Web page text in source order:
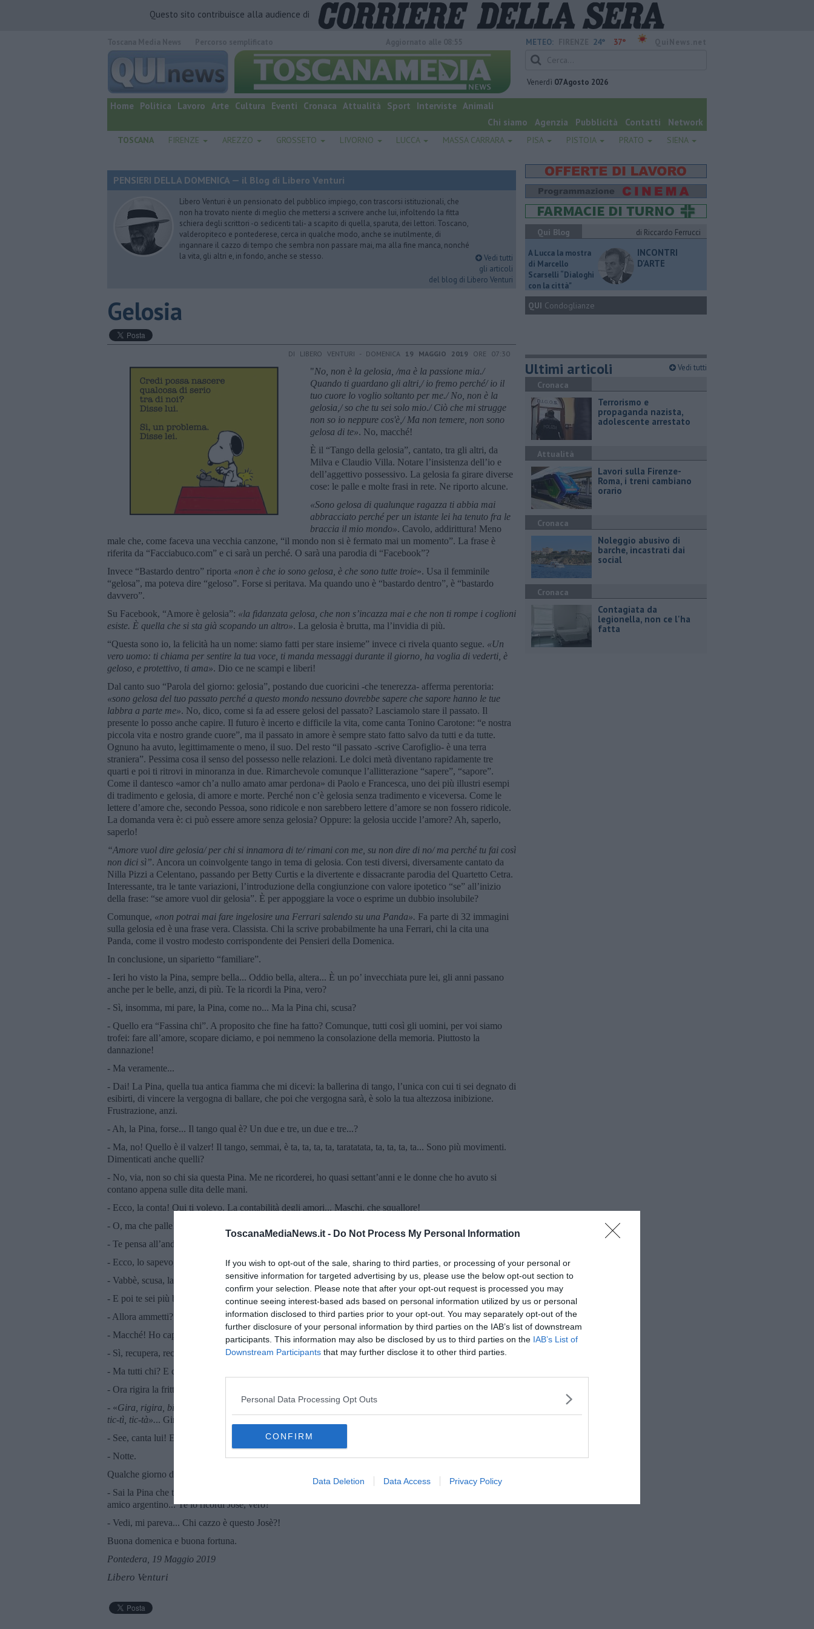
ToscanaMediaNews.it - Do Not Process My Personal Information
If you wish to opt-out of the sale, sharing to third parties, or processing of your personal or
sensitive information for targeted advertising by us, please use the below opt-out section to
confirm your selection. Please note that after your opt-out request is processed you may
continue seeing interest-based ads based on personal information utilized by us or personal
information disclosed to third parties prior to your opt-out. You may separately opt-out of the
further disclosure of your personal information by third parties on the IAB’s list of downstream
participants. This information may also be disclosed by us to third parties on the IAB’s List of
Downstream Participants that may further disclose it to other third parties.
Personal Data Processing Opt Outs
CONFIRM
Data Deletion Data Access Privacy Policy
Questo sito contribuisce alla audience di
quotidiano online.
METEO: 24° 37°
Venerdì 07 Agosto 2026
Home Politica Lavoro Arte Cultura Eventi Cronaca Attualità Sport Interviste Animali
Chi siamo
Agenzia Pubblicità Contatti Network
TOSCANA FIRENZE AREZZO GROSSETO LIVORNO LUCCA MASSA CARRARA PISA PISTOIA PRATO SIENA
PENSIERI DELLA DOMENICA — il Blog di Libero Venturi
Libero Venturi è un pensionato del pubblico impiego, con trascorsi istituzionali, che
non ha trovato niente di meglio che mettersi a scrivere anche lui, infoltendo la fitta
schiera degli scrittori -o sedicenti tali- a scapito di quella, sparuta, dei lettori. Toscano,
valderopiteco e pontederese, cerca in qualche modo, anche se inutilmente, di
ingannare il cazzo di tempo che sembra non passare mai, ma alla fine manca, nonché
la vita, gli altri e, in fondo, anche se stesso.
Vedi tutti
gli articoli
del blog di Libero Venturi
Gelosia
DI LIBERO VENTURI - DOMENICA 19 MAGGIO 2019 ORE 07:30
"No, non è la gelosia, /ma è la passione mia./
Quando ti guardano gli altri,/ io fremo perché/ io il
tuo cuore lo voglio soltanto per me./ No, non è la
gelosia,/ so che tu sei solo mio./ Ciò che mi strugge
non so io neppure cos'è,/ Ma non temere, non sono
gelosa di te». No, macché!
È il “Tango della gelosia”, cantato, tra gli altri, da
Milva e Claudio Villa. Notare l’insistenza dell’io e
dell’aggettivo possessivo. La gelosia fa girare diverse
cose: le palle e molte frasi in rete. Ne riporto alcune.
«Sono gelosa di qualunque ragazza ti abbia mai
abbracciato perché per un istante lei ha tenuto fra le
braccia il mio mondo». Cavolo, addirittura! Meno
male che, come faceva una vecchia canzone, “il mondo non si è fermato mai un momento”. La frase è
riferita da “Facciabuco.com” e ci sarà un perché. O sarà una parodia di “Facebook”?
Invece “Bastardo dentro” riporta «non è che io sono gelosa, è che sono tutte troie». Usa il femminile
“gelosa”, ma poteva dire “geloso”. Forse si peritava. Ma quando uno è “bastardo dentro”, è “bastardo
davvero”.
Su Facebook, “Amore è gelosia”: «la fidanzata gelosa, che non s’incazza mai e che non ti rompe i coglioni
esiste. È quella che si sta già scopando un altro». La gelosia è brutta, ma l’invidia di più.
“Questa sono io, la felicità ha un nome: siamo fatti per stare insieme” invece ci rivela quanto segue. «Un
vero uomo: ti chiama per sentire la tua voce, ti manda messaggi durante il giorno, ha voglia di vederti, è
geloso, e protettivo, ti ama». Dio ce ne scampi e liberi!
Dal canto suo “Parola del giorno: gelosia”, postando due cuoricini -che tenerezza- afferma perentoria:
«sono gelosa del tuo passato perchéa questo mondo nessuno dovrebbe sapere che sapore hanno le tue
labbra a parte me». No, dico, come si fa ad essere gelosi del passato? Lasciamolo stare il passato. Il
presente lo posso anche capire. Il futuro è incerto e difficile la vita, come canta Tonino Carotone: “e nostra
piccola vita e nostro grande cuore”, ma il passato in amore è sempre stato fatto salvo da tutti e da tutte.
Ognuno ha avuto, legittimamente o meno, il suo. Del resto “il passato -scrive Carofiglio- è una terra
straniera”. Pessima cosa il senso del possesso nelle relazioni. Le dolci metà diventano rapidamente tre
quarti e poi ti ritrovi in minoranza in due. Rimarchevole comunque l’allitterazione “sapere”, “sapore”.
Come il dantesco «amor ch’a nullo amato amar perdona» di Paolo e Francesca, uno dei più illustri esempi
di tradimento e gelosia, di amore e morte. Perché non c’è gelosia senza tradimento e viceversa. Come le
lettere d’amore che, secondo Pessoa, sono ridicole e non sarebbero lettere d’amore se non fossero ridicole.
La domanda vera è: ci può essere amore senza gelosia? Oppure: la gelosia uccide l’amore? Ah, saperlo,
saperlo!
“Amore vuol dire gelosia/ per chi si innamora di te/ rimani con me, su non dire di no/ ma perché tu fai così
non dici sì”. Ancora un coinvolgente tango in tema di gelosia. Con testi diversi, diversamente cantato da
Nilla Pizzi a Celentano, passando per Betty Curtis e la divertente e dissacrante parodia del Quartetto Cetra.
Interessante, tra le tante variazioni, l’introduzione della congiunzione con valore ipotetico “se” all’inizio
della frase: “se amore vuol dir gelosia”. È per appoggiare la voce o esprime un dubbio insolubile?
Comunque, «non potrai mai fare ingelosire una Ferrari salendo su una Panda». Fa parte di 32 immagini
sulla gelosia ed è una frase vera. Classista. Chi la scrive probabilmente ha una Ferrari, chi la cita una
Panda, come il vostro modesto corrispondente dei Pensieri della Domenica.
In conclusione, un siparietto “familiare”.
- Ieri ho visto la Pina, sempre bella... Oddio bella, altera... È un po’ invecchiata pure lei, gli anni passano
anche per le belle, anzi, di più. Te la ricordi la Pina, vero?
- Sì, insomma, mi pare, la Pina, come no... Ma la Pina chi, scusa?
- Quello era “Fassina chi”. A proposito che fine ha fatto? Comunque, tutti così gli uomini, per voi siamo
trofei: fare all’amore, scopare diciamo, e poi nemmeno la consolazione della memoria. Piuttosto la
dannazione!
- Ma veramente...
- Dai! La Pina, quella tua antica fiamma che mi dicevi: la ballerina di tango, l’unica con cui ti sei degnato di
esibirti, di vincere la vergogna di ballare, che poi che vergogna sarà, è solo la tua altezzosa inibizione.
Frustrazione, anzi.
- Ah, la Pina, forse... Il tango qual è? Un due e tre, un due e tre...?
- Ma, no! Quello è il valzer! Il tango, semmai, è ta, ta, ta, ta, taratatata, ta, ta, ta, ta... Sono più movimenti.
Dimenticati anche quelli?
- No, via, non so chi sia questa Pina. Me ne ricorderei, ho quasi settant’anni e le donne che ho avuto si
contano appena sulle dita delle mani.
- Ecco, la conta! Qui ti volevo. La contabilità degli amori... Maschi, che squallore!
- O, ma che palle! C’è luna storta, stasera? La menopausa tira male?
- Te pensa all’andropausa, piuttosto, e non userei tanto a sproposito la parola “tira”...
- Ecco, lo sapevo, sono le pasticche che prendo...
- Vabbè, scusa, lascia fare la Pina, tanto è acqua passata ormai...
- E poi te sei più bella della Pina!
- Allora ammetti?
- Macché! Ho capito forse chi è... E te sei più bella...
- Sì, recupera, recupera. Tutti uguali!
- Ma tutti chi? E quanti poi?
- Ora rigira la frittata...
- «Gira, rigira, biondina/ l’
, la vita/ godere ci fa./ Quando ti vedo, piccina,/ il mio cuor sempre fa/
tic-tì, tic-tà»... Giri e rigiri, cicli e ricicli, stagni e ristagni, porti e riporti, torni e ritorni...
- See, canta lui! E gioca con le parole, il letterato... Buonanotte.
- Notte.
Qualche giorno dopo.
- Sai la Pina che ti dicevo l’altra sera? Mi sono sbagliata, non era stata con te, ma con Josè, quel mio caro
amico argentino... Te lo ricordi Josè, vero?
- Vedi, mi pareva... Chi cazzo è questo Josè?!
Buona domenica e buona fortuna.
Pontedera, 19 Maggio 2019
Libero Venturi
Qui Blog
di Riccardo Ferrucci
A Lucca la mostra
di Marcello
Scarselli “Dialoghi
con la città"
INCONTRI
D'ARTE
QUI Condoglianze
Ultimi articoli Vedi tutti
Cronaca
Terrorismo e
propaganda nazista,
adolescente arrestato
Attualità
Lavori sulla Firenze-
Roma, i treni cambiano
orario
Cronaca
Noleggio abusivo di
barche, incastrati dai
social
Cronaca
Contagiata da
legionella, non ce l'ha
fatta